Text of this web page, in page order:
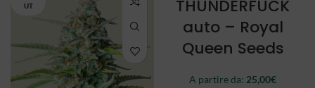
THUNDERFUCK
auto – Royal
Queen Seeds
A partire da: 25,00€
UT